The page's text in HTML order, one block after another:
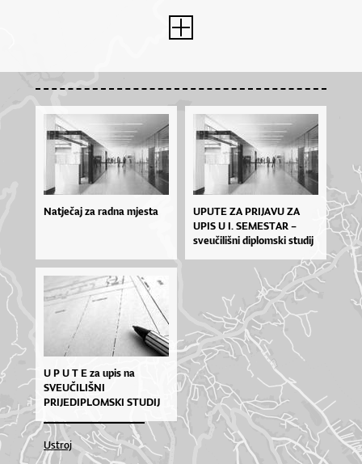
Natječaj za radna mjesta
UPUTE ZA PRIJAVU ZA
UPIS U I. SEMESTAR –
sveučilišni diplomski studij
ak. god. 2026./2027.
U P U T E za upis na
SVEUČILIŠNI
PRIJEDIPLOMSKI STUDIJ
URBANIZAM u I. semestar
– ak. god. 2026./2027.
Ustroj